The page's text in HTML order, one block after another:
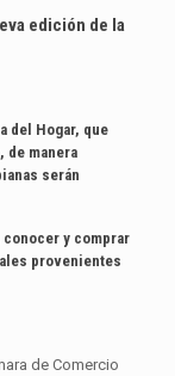
edición de la
del Hogar, que
de manera
serán
y comprar
provenientes
de Comercio